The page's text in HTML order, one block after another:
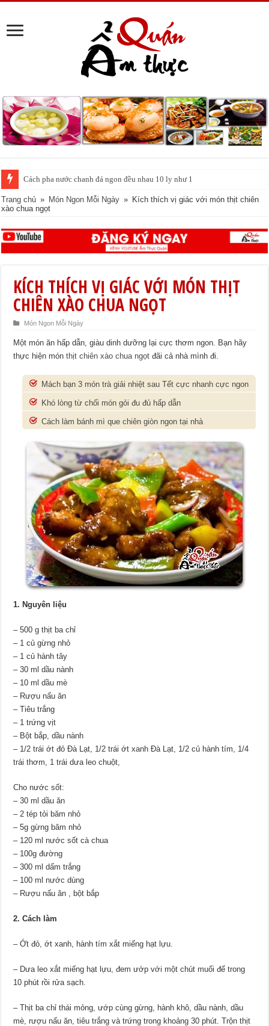
Cách pha nước chanh đá ngon đều nhau 10 ly như 1
Trang chủ » Món Ngon Mỗi Ngày » Kích thích vị giác với món thịt chiên
xào chua ngọt
KÍCH THÍCH VỊ GIÁC VỚI MÓN THỊT
CHIÊN XÀO CHUA NGỌT
Món Ngon Mỗi Ngày
Một món ăn hấp dẫn, giàu dinh dưỡng lại cực thơm ngon. Bạn hãy
thực hiện mónthịt chiên xào chua ngọt đãi cả nhà mình đi.
Mách bạn 3 món trà giải nhiệt sau Tết cực nhanh cực ngon
Khó lòng từ chối món gỏi đu đủ hấp dẫn
Cách làm bánh mì que chiên giòn ngon tại nhà
1. Nguyên liệu
– 500 g thịt ba chỉ
– 1 củ gừng nhỏ
– 1 củ hành tây
– 30 ml dầu nành
– 10 ml dầu mè
– Rượu nấu ăn
– Tiêu trắng
– 1 trứng vịt
– Bột bắp, dầu nành
– 1/2 trái ớt đỏ Đà Lạt, 1/2 trái ớt xanh Đà Lạt, 1/2 củ hành tím, 1/4
trái thơm, 1 trái dưa leo chuột,
Cho nước sốt:
– 30 ml dầu ăn
– 2 tép tỏi băm nhỏ
– 5g gừng băm nhỏ
– 120 ml nước sốt cà chua
– 100g đường
– 300 ml dấm trắng
– 100 ml nước dùng
– Rượu nấu ăn , bột bắp
2. Cách làm
– Ớt đỏ, ớt xanh, hành tím xắt miếng hạt lựu.
– Dưa leo xắt miếng hạt lựu, đem ướp với một chút muối để trong
10 phút rồi rửa sạch.
– Thịt ba chỉ thái mỏng, ướp cùng gừng, hành khô, dầu nành, dầu
mè, rượu nấu ăn, tiêu trắng và trứng trong khoảng 30 phút. Trộn thịt